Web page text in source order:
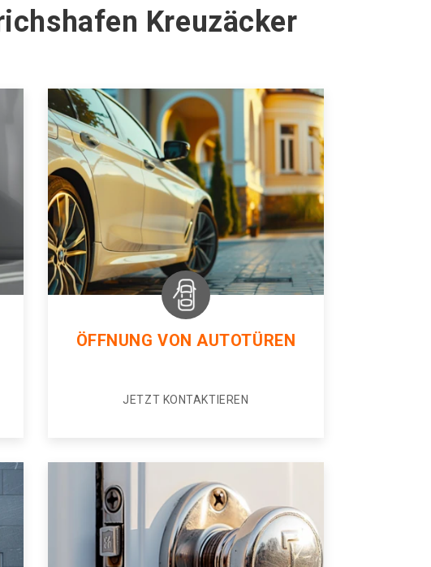
Kreuzäcker
ÖFFNUNG VON AUTOTÜREN
JETZT KONTAKTIEREN